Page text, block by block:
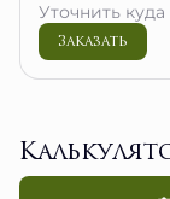
Уточнить
Заказать